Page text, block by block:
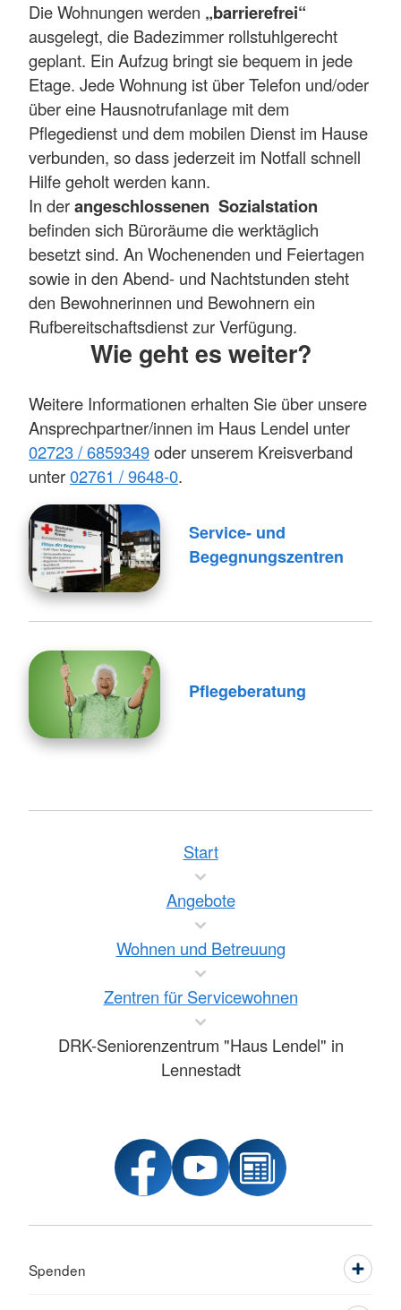
Die Wohnungen werden „barrierefrei“
ausgelegt, die Badezimmer rollstuhlgerecht
geplant. Ein Aufzug bringt sie bequem in jede
Etage. Jede Wohnung ist über Telefon und/oder
über eine Hausnotrufanlage mit dem
Pflegedienst und dem mobilen Dienst im Hause
verbunden, so dass jederzeit im Notfall schnell
Hilfe geholt werden kann.
In derangeschlossenen Sozialstation
befinden sich Büroräume die werktäglich
besetzt sind. An Wochenenden und Feiertagen
sowie in den Abend- und Nachtstunden steht
den Bewohnerinnen und Bewohnern ein
Rufbereitschaftsdienst zur Verfügung.
Wie geht es weiter?
Weitere Informationen erhalten Sie über unsere
Ansprechpartner/innen im Haus Lendel unter
02723 / 6859349oder unserem Kreisverband
unter02761 / 9648-0.
Service- und
Begegnungszentren
Pflegeberatung
Start
Angebote
Wohnen und Betreuung
Zentren für Servicewohnen
DRK-Seniorenzentrum "Haus Lendel" in
Lennestadt
Spenden